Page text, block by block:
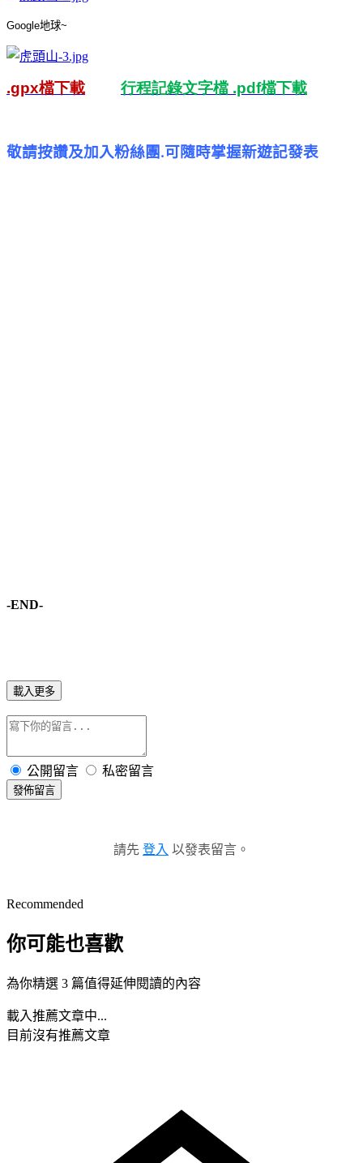
Google地球~
.gpx檔下載 行程記錄文字檔 .pdf檔下載
敬請按讚及加入粉絲團 .可隨時掌握新遊記發表
-END-
載入更多
公開留言 私密留言
發佈留言
請先 登入 以發表留言。
Recommended
你可能也喜歡
為你精選 3 篇值得延伸閱讀的內容
載入推薦文章中...
目前沒有推薦文章